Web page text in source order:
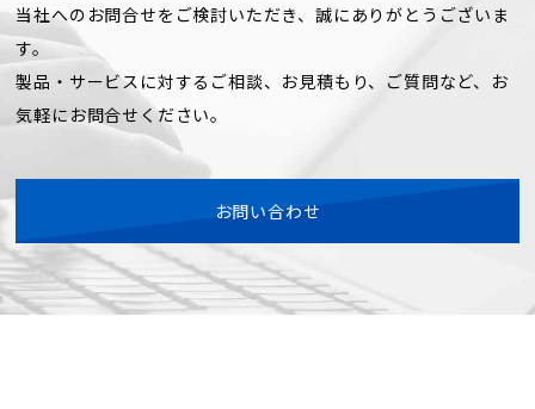
当社へのお問合せをご検討いただき、誠にありがとうございま
す。
製品・サービスに対するご相談、お見積もり、ご質問など、お
気軽にお問合せください。
お問い合わせ